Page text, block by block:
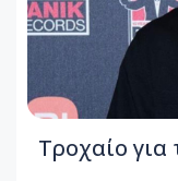
Τροχαίο